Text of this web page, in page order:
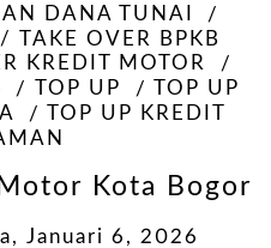
DANA TUNAI
TAKE OVER BPKB
KREDIT MOTOR
TOP UP
TOP UP
TOP UP KREDIT
Kota Bogor
Januari 6, 2026